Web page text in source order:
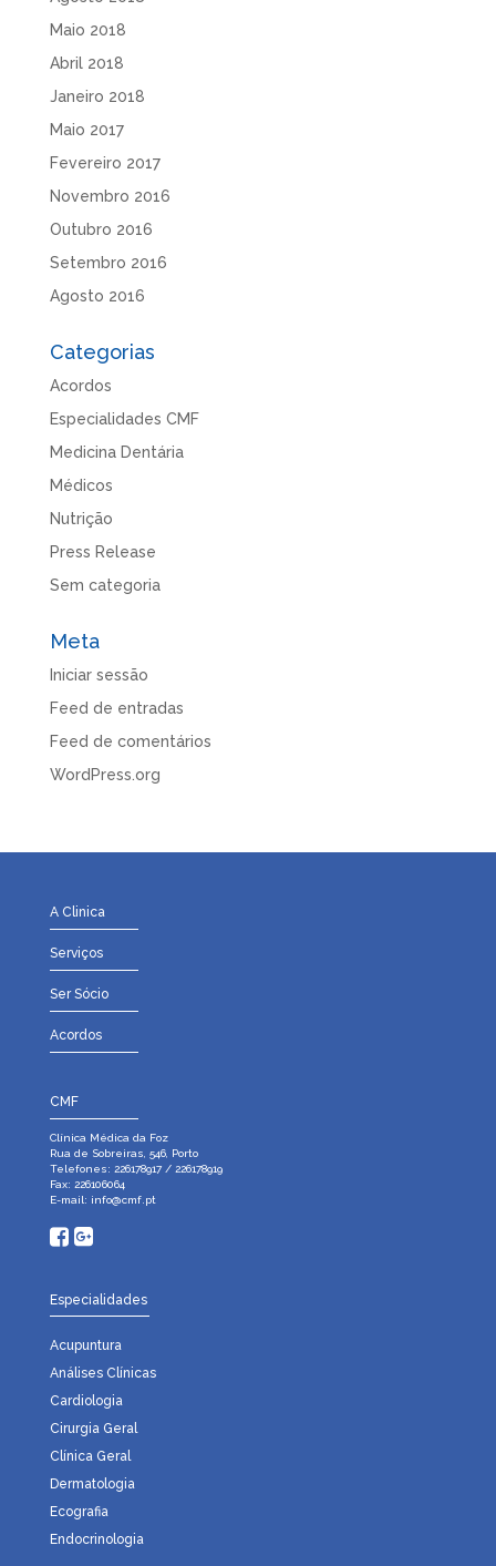
Maio 2018
Abril 2018
Janeiro 2018
Maio 2017
Fevereiro 2017
Novembro 2016
Outubro 2016
Setembro 2016
Agosto 2016
Categorias
Acordos
Especialidades CMF
Medicina Dentária
Médicos
Nutrição
Press Release
Sem categoria
Meta
Iniciar sessão
Feed de entradas
Feed de comentários
WordPress.org
A Clinica
Serviços
Ser Sócio
Acordos
CMF
Clínica Médica da Foz
Rua de Sobreiras, 546, Porto
Telefones: 226178917 / 226178919
Fax: 226106064
E-mail: info@cmf.pt
Especialidades
Acupuntura
Análises Clínicas
Cardiologia
Cirurgia Geral
Clínica Geral
Dermatologia
Ecografia
Endocrinologia